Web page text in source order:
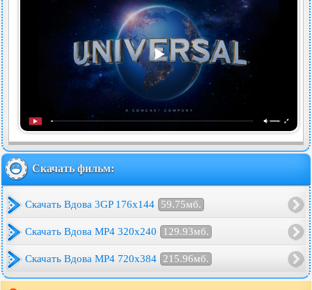
Скачать фильм:
Скачать Вдова 3GP 176x144 59.75мб.
Скачать Вдова MP4 320x240 129.93мб.
Скачать Вдова MP4 720x384 215.96мб.